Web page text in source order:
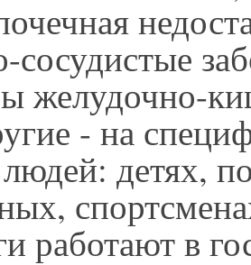
сосудистые
желудочно-
- на
детях,
работают в